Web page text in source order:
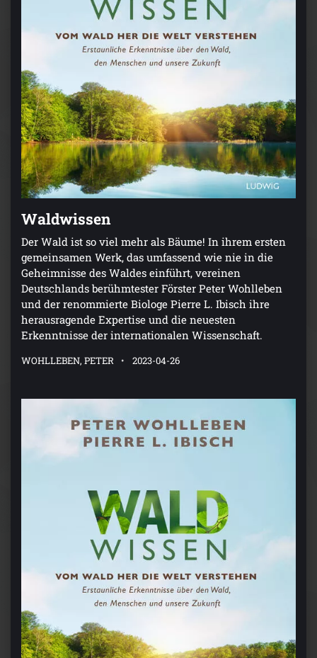
Waldwissen
Der Wald ist so viel mehr als Bäume! In ihrem ersten
gemeinsamen Werk, das umfassend wie nie in die
Geheimnisse des Waldes einführt, vereinen
Deutschlands berühmtester Förster Peter Wohlleben
und der renommierte Biologe Pierre L. Ibisch ihre
herausragende Expertise und die neuesten
Erkenntnisse der internationalen Wissenschaft.
WOHLLEBEN, PETER 2023-04-26